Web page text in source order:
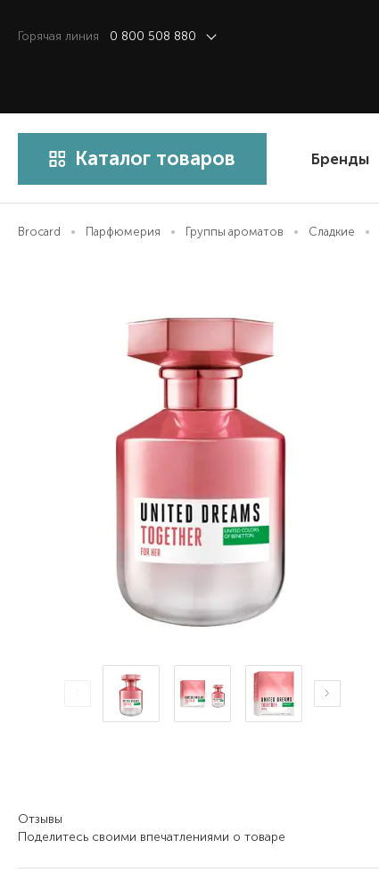
Горячая линия 0 800 508 880
Каталог товаров Бренды
Brocard Парфюмерия Группы ароматов Сладкие
Отзывы
Поделитесь своими впечатлениями о товаре